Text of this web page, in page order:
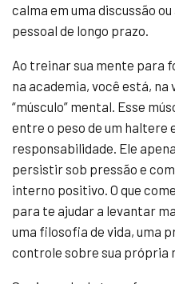
calma em uma discussão
pessoal de longo prazo.
Ao treinar sua mente para
na academia, você está,
“músculo” mental. Esse
entre o peso de um haltere
responsabilidade. Ele
persistir sob pressão e
interno positivo. O que
para te ajudar a levantar
uma filosofia de vida, uma
controle sobre sua própria